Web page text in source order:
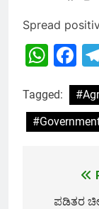
Spread
Tagged:
ಪಡಿತರ